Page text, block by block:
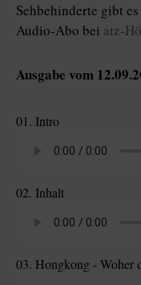
Sehbehinderte gibt
Audio-Abo bei atz-
Ausgabe vom
01. Intro
02. Inhalt
03. Hongkong - Woher